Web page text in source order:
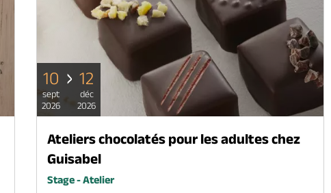
10
sept
2026
12
déc
2026
Ateliers chocolatés pour les adultes chez
Guisabel
Stage - Atelier